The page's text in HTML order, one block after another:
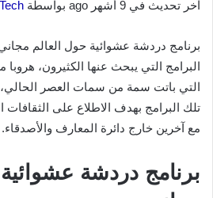
آخر تحديث في 9 أشهر ago بواسطة
برنامج دردشة عشوائية حول العالم
البرامج التي يبحث عنها الكثيرون، هروبا
التي باتت سمة من سمات العصر
تلك البرامج بهدف الاطلاع على الثقافات
مع آخرين خارج دائرة المعارف والأصدقاء.
برنامج دردشة